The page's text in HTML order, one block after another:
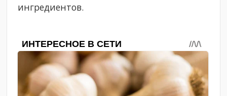
ингредиентов.